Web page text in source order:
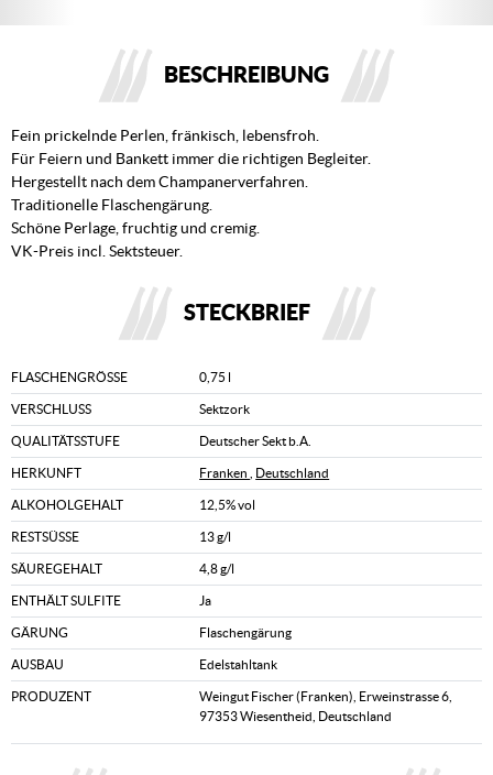
BESCHREIBUNG
Fein prickelnde Perlen, fränkisch, lebensfroh.
Für Feiern und Bankett immer die richtigen Begleiter.
Hergestellt nach dem Champanerverfahren.
Traditionelle Flaschengärung.
Schöne Perlage, fruchtig und cremig.
VK-Preis incl. Sektsteuer.
STECKBRIEF
FLASCHENGRÖSSE 0,75 l
VERSCHLUSS Sektzork
QUALITÄTSSTUFE Deutscher Sekt b.A.
HERKUNFT Franken Deutschland
ALKOHOLGEHALT 12,5% vol
RESTSÜSSE 13 g/l
SÄUREGEHALT 4,8 g/l
ENTHÄLT SULFITE Ja
GÄRUNG Flaschengärung
AUSBAU Edelstahltank
PRODUZENT
Weingut Fischer (Franken), Erweinstrasse 6,
97353 Wiesentheid, Deutschland